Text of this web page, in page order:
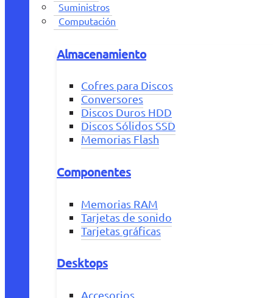
Suministros
Computación
Almacenamiento
Cofres para Discos
Conversores
Discos Duros HDD
Discos Sólidos SSD
Memorias Flash
Componentes
Memorias RAM
Tarjetas de sonido
Tarjetas gráficas
Desktops
Accesorios